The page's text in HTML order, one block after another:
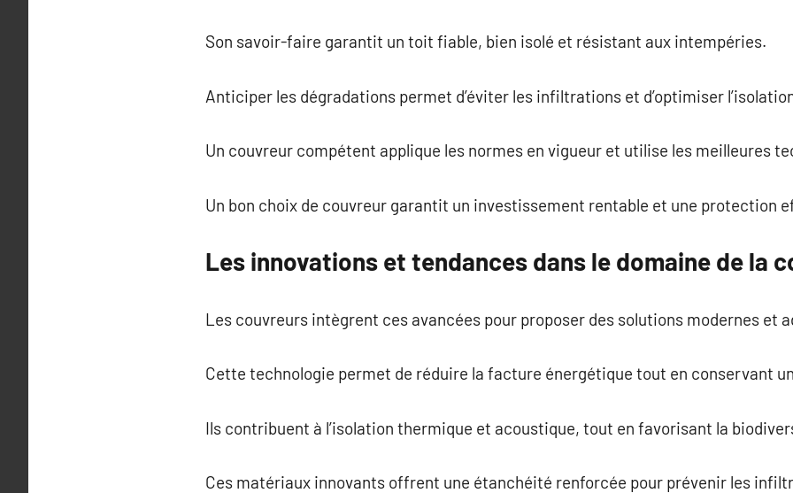
Son savoir-faire garantit un toit fiable, bien isolé et résistant aux intempéries.
Anticiper les dégradations permet d’éviter les infiltrations et d’optimiser
Un couvreur compétent applique les normes en vigueur et utilise les meilleures
Un bon choix de couvreur garantit un investissement rentable et une protection
Les innovations et tendances dans le domaine de la
Les couvreurs intègrent ces avancées pour proposer des solutions modernes et
Cette technologie permet de réduire la facture énergétique tout en conservant
Ils contribuent à l’isolation thermique et acoustique, tout en favorisant la
Ces matériaux innovants offrent une étanchéité renforcée pour prévenir les